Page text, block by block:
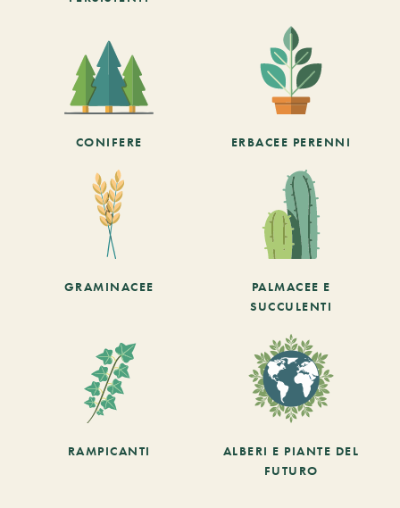
CONIFERE ERBACEE PERENNI
GRAMINACEE
PALMACEE E
SUCCULENTI
RAMPICANTI
ALBERI E PIANTE DEL
FUTURO